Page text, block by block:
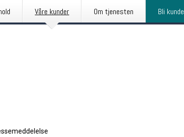
Våre kunder Om tjenesten Bli kunde